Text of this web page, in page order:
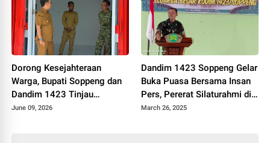
Dorong Kesejahteraan
Warga, Bupati Soppeng dan
Dandim 1423 Tinjau
Koperasi Desa Merah Putih
June 09, 2026
Dandim 1423 Soppeng Gelar
Buka Puasa Bersama Insan
Pers, Pererat Silaturahmi di
Bulan Ramadan
March 26, 2025